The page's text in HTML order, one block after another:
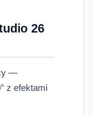
26
—
z efektami